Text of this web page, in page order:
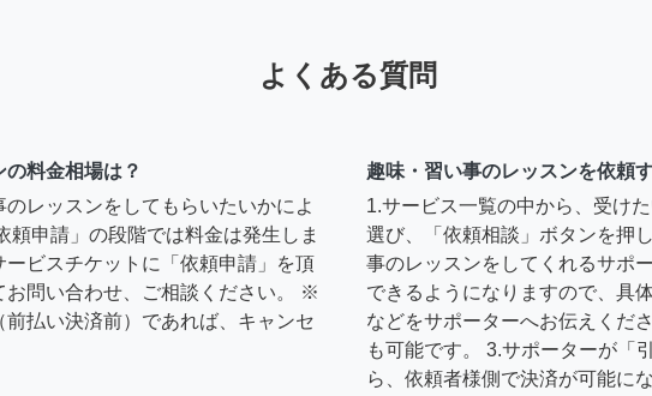
よくある質問
料金相場は？
レッスンをしてもらいたいかによ
頼申請」の段階では料金は発生しま
ビスチケットに「依頼申請」を頂
お問い合わせ、ご相談ください。 ※
払い決済前）であれば、キャンセ
趣味・習い事のレッスンを依頼
1.サービス一覧の中から、受け
選び、「依頼相談」ボタンを押
事のレッスンをしてくれるサポ
できるようになりますので、具
などをサポーターへお伝えくだ
も可能です。 3.サポーターが「
ら、依頼者様側で決済が可能に